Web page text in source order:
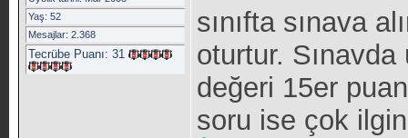
Yaş: 52
Mesajlar: 2.368
Tecrübe Puanı: 31
sınıfta sınava
oturtur.
değeri 15er
soru ise çok